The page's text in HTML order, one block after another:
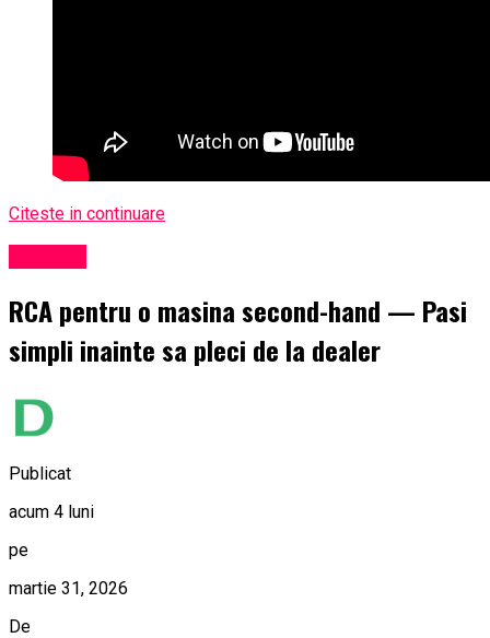
Citeste in continuare
RCA pentru o masina second-hand — Pasi
simpli inainte sa pleci de la dealer
Publicat
acum 4 luni
pe
martie 31, 2026
De